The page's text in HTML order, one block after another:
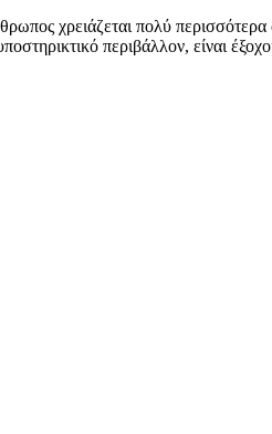
χρειάζεται πολύ
περιβάλλον, είναι